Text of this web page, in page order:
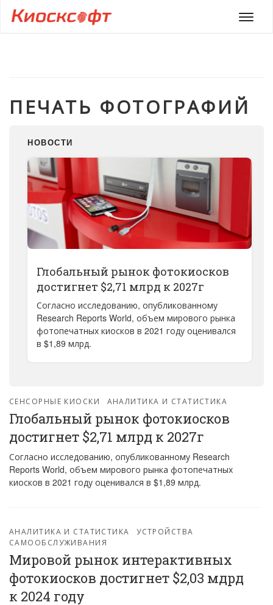
Меню
ПЕЧАТЬ ФОТОГРАФИЙ
НОВОСТИ
Глобальный рынок фотокиосков
достигнет $2,71 млрд к 2027г
Согласно исследованию, опубликованному
Research Reports World, объем мирового рынка
фотопечатных киосков в 2021 году оценивался
в $1,89 млрд.
СЕНСОРНЫЕ КИОСКИ АНАЛИТИКА И СТАТИСТИКА
Глобальный рынок фотокиосков
достигнет $2,71 млрд к 2027г
Согласно исследованию, опубликованному Research
Reports World, объем мирового рынка фотопечатных
киосков в 2021 году оценивался в $1,89 млрд.
АНАЛИТИКА И СТАТИСТИКА
УСТРОЙСТВА
САМООБСЛУЖИВАНИЯ
Мировой рынок интерактивных
фотокиосков достигнет $2,03 мдрд
к 2024 году